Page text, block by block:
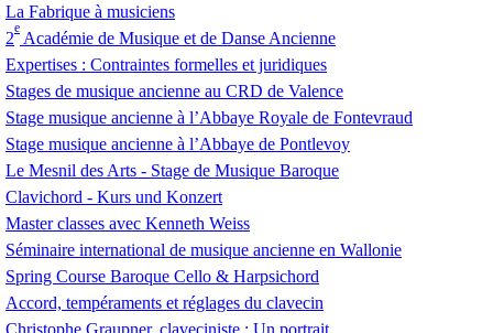
La Fabrique à musiciens
2
e
Académie de Musique et de Danse Ancienne
Expertises : Contraintes formelles et juridiques
Stages de musique ancienne au CRD de Valence
Stage musique ancienne à l’Abbaye Royale de Fontevraud
Stage musique ancienne à l’Abbaye de Pontlevoy
Le Mesnil des Arts - Stage de Musique Baroque
Clavichord - Kurs und Konzert
Master classes avec Kenneth Weiss
Séminaire international de musique ancienne en Wallonie
Spring Course Baroque Cello & Harpsichord
Accord, tempéraments et réglages du clavecin
Christophe Graupner, claveciniste : Un portrait